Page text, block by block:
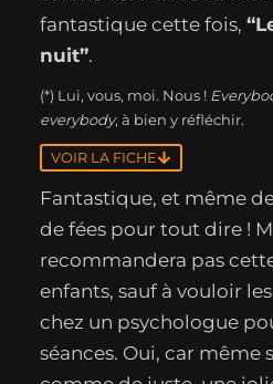
fantastique cette fois,
nuit”.
(*) Lui, vous, moi. Nous !
everybody, à bien y réfléchir.
VOIR LA FICHE
Fantastique, et même
de fées pour tout dire !
recommandera pas
enfants, sauf à vouloir
chez un psychologue
séances. Oui, car même